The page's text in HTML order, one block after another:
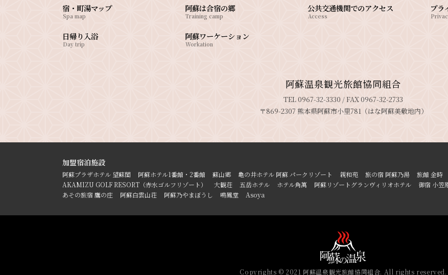
宿・町湯マップ
Spa map
日帰り入浴
Day trip
阿蘇は合宿の郷
Training camp
阿蘇ワーケーション
Workation
公共交通機関でのアクセス
Access
プラ
阿蘇温泉観光旅館協同組合
TEL 0967-32-3330 / FAX 0967-32-2733
〒869-2307 熊本県阿蘇市小里781（はな阿蘇美敷地内）
加盟宿泊施設
阿蘇プラザホテル 望蘇閣 阿蘇ホテル1番館・2番館 蘇山郷 亀の井ホテル 阿蘇 パークリゾート 親和苑 旅の宿 阿蘇乃湯 旅館 金時
AKAMIZU GOLF RESORT（赤水ゴルフリゾート）
大観荘 五岳ホテル ホテル角萬 阿蘇リゾートグランヴィリオホテル 御宿 小笠
あその旅宿 鷹の庄
阿蘇白雲山荘 阿蘇乃やまぼうし 鳴鳳堂 Asoya
Copyrights © 2021 阿蘇温泉観光旅館協同組合. All rights reserved.